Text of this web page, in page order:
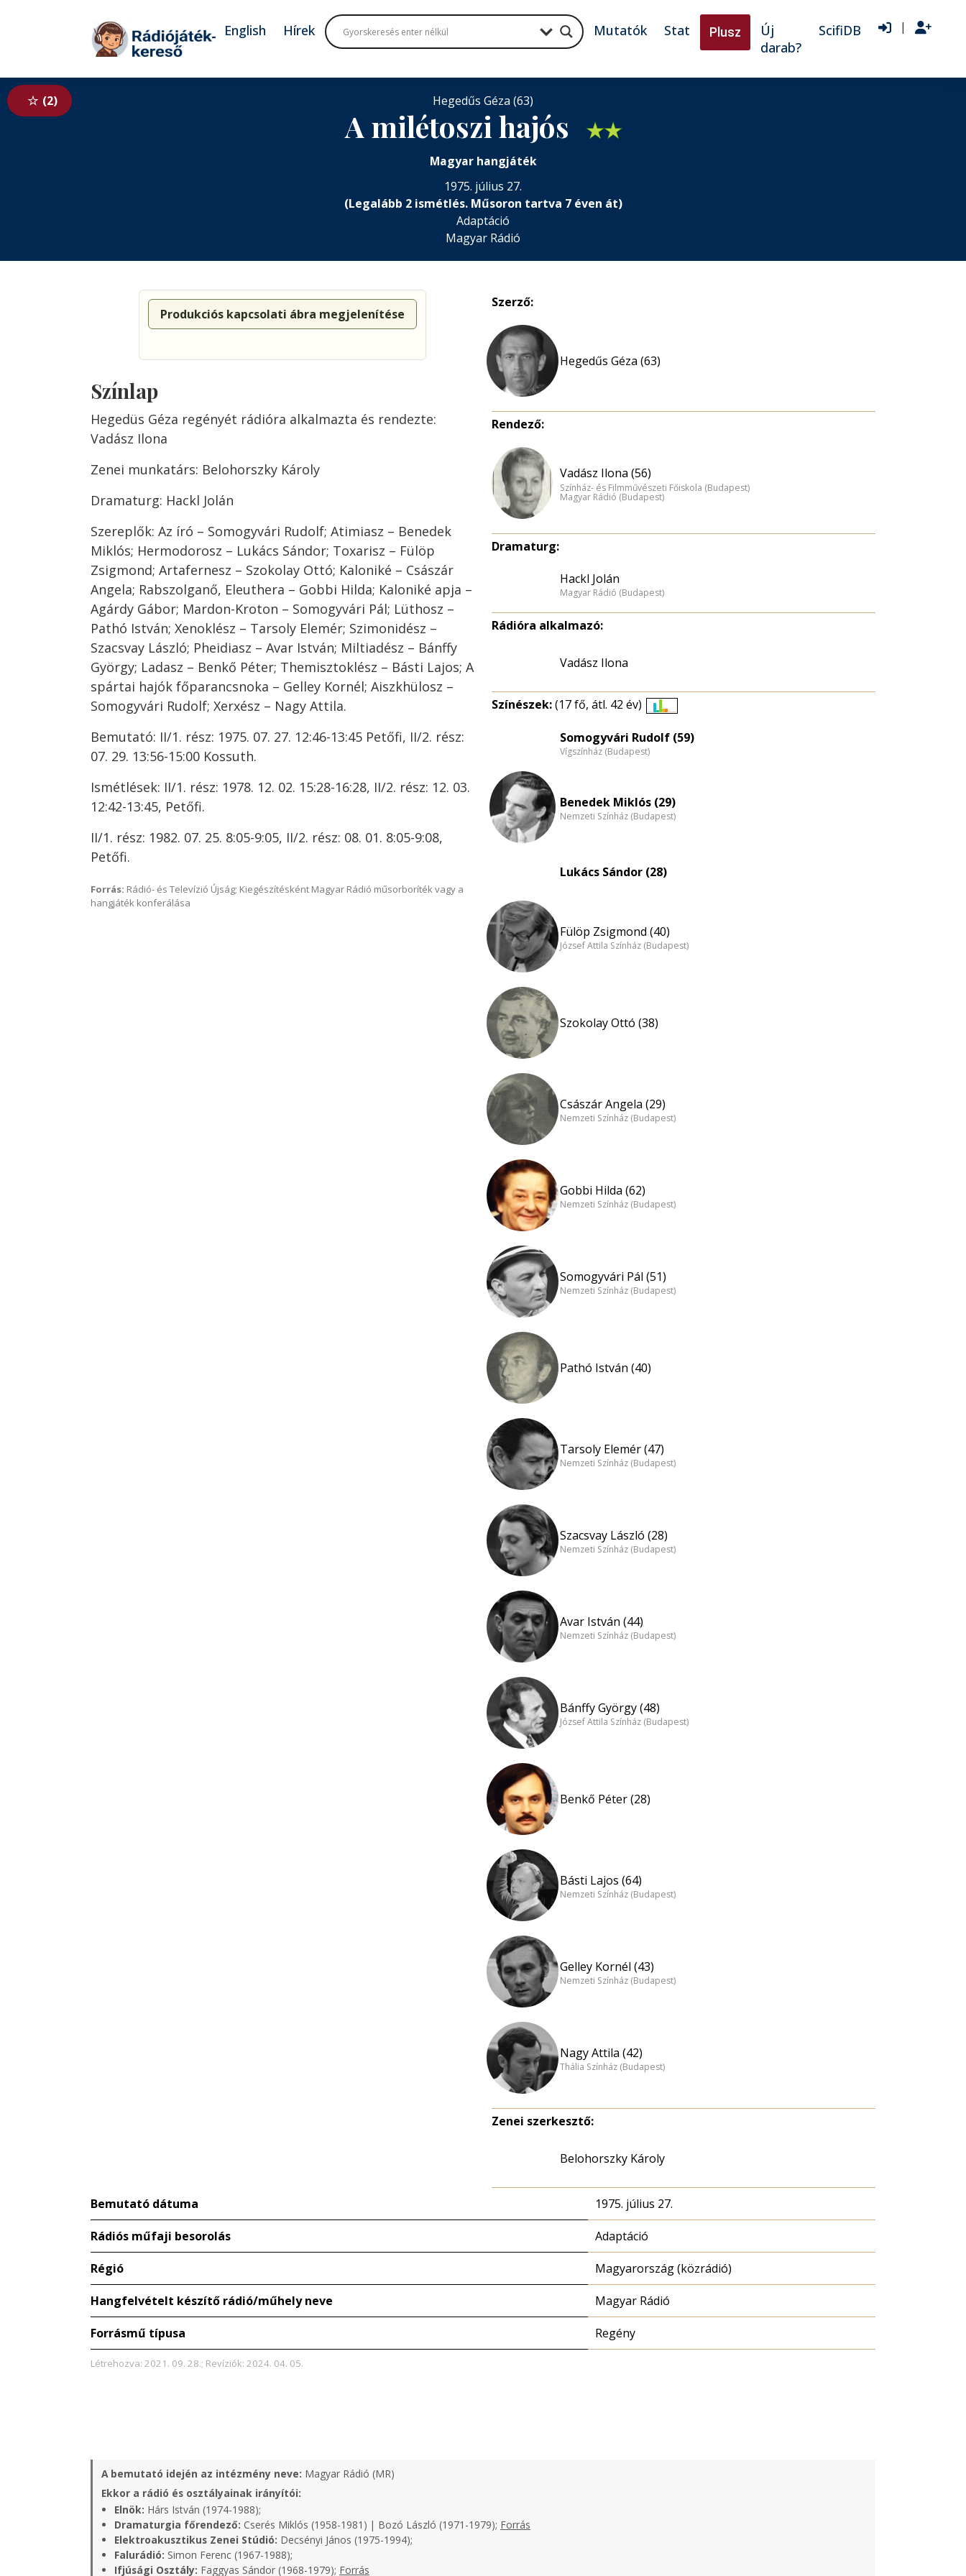
Tovább a tartalomhoz
English Hírek Mutatók Stat Plusz
Új
darab?
ScifiDB |
2 Hegedűs Géza (63)
A milétoszi hajós ★★
Magyar hangjáték
1975. július 27.
(Legalább 2 ismétlés. Műsoron tartva 7 éven át)
Adaptáció
Magyar Rádió
Produkciós kapcsolati ábra megjelenítése
Színlap
Hegedüs Géza regényét rádióra alkalmazta és rendezte:
Vadász Ilona
Zenei munkatárs: Belohorszky Károly
Dramaturg: Hackl Jolán
Szereplők: Az író – Somogyvári Rudolf; Atimiasz – Benedek
Miklós; Hermodorosz – Lukács Sándor; Toxarisz – Fülöp
Zsigmond; Artafernesz – Szokolay Ottó; Kaloniké – Császár
Angela; Rabszolganő, Eleuthera – Gobbi Hilda; Kaloniké apja –
Agárdy Gábor; Mardon-Kroton – Somogyvári Pál; Lüthosz –
Pathó István; Xenoklész – Tarsoly Elemér; Szimonidész –
Szacsvay László; Pheidiasz – Avar István; Miltiadész – Bánffy
György; Ladasz – Benkő Péter; Themisztoklész – Básti Lajos; A
spártai hajók főparancsnoka – Gelley Kornél; Aiszkhülosz –
Somogyvári Rudolf; Xerxész – Nagy Attila.
Bemutató: II/1. rész: 1975. 07. 27. 12:46-13:45 Petőfi, II/2. rész:
07. 29. 13:56-15:00 Kossuth.
Ismétlések: II/1. rész: 1978. 12. 02. 15:28-16:28, II/2. rész: 12. 03.
12:42-13:45, Petőfi.
II/1. rész: 1982. 07. 25. 8:05-9:05, II/2. rész: 08. 01. 8:05-9:08,
Petőfi.
Forrás: Rádió- és Televízió Újság; Kiegészítésként Magyar Rádió műsorboríték vagy a
hangjáték konferálása
Szerző:
Hegedűs Géza (63)
Rendező:
Vadász Ilona (56)
Színház- és Filmművészeti Főiskola (Budapest)
Magyar Rádió (Budapest)
Dramaturg:
Hackl Jolán
Magyar Rádió (Budapest)
Rádióra alkalmazó:
Vadász Ilona
Színészek:(17 fő, átl. 42 év)
eloszlás
Somogyvári Rudolf (59)
Vígszínház (Budapest)
Benedek Miklós (29)
Nemzeti Színház (Budapest)
Lukács Sándor (28)
Fülöp Zsigmond (40)
József Attila Színház (Budapest)
Szokolay Ottó (38)
Császár Angela (29)
Nemzeti Színház (Budapest)
Gobbi Hilda (62)
Nemzeti Színház (Budapest)
Somogyvári Pál (51)
Nemzeti Színház (Budapest)
Pathó István (40)
Tarsoly Elemér (47)
Nemzeti Színház (Budapest)
Szacsvay László (28)
Nemzeti Színház (Budapest)
Avar István (44)
Nemzeti Színház (Budapest)
Bánffy György (48)
József Attila Színház (Budapest)
Benkő Péter (28)
Básti Lajos (64)
Nemzeti Színház (Budapest)
Gelley Kornél (43)
Nemzeti Színház (Budapest)
Nagy Attila (42)
Thália Színház (Budapest)
Zenei szerkesztő:
Belohorszky Károly
Bemutató dátuma 1975. július 27.
Rádiós műfaji besorolás Adaptáció
Régió Magyarország (közrádió)
Hangfelvételt készítő rádió/műhely neve Magyar Rádió
Forrásmű típusa Regény
Létrehozva: 2021. 09. 28.; Revíziók: 2024. 04. 05.
A bemutató idején az intézmény neve: Magyar Rádió (MR)
Ekkor a rádió és osztályainak irányítói:
Elnök: Hárs István (1974-1988);
Dramaturgia főrendező: Cserés Miklós (1958-1981) | Bozó László (1971-1979); Forrás
Elektroakusztikus Zenei Stúdió: Decsényi János (1975-1994);
Falurádió: Simon Ferenc (1967-1988);
Ifjúsági Osztály: Faggyas Sándor (1968-1979); Forrás